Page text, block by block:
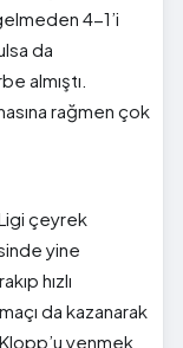
4-1’i
da
almıştı.
rağmen çok
çeyrek
yine
hızlı
da kazanarak
yenmek